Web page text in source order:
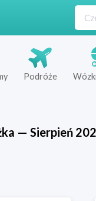
Podróże
— Sierpień